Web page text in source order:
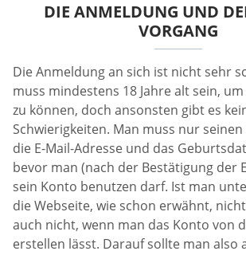
DIE ANMELDUNG UND
VORGANG
Die Anmeldung an sich ist nicht sehr
muss mindestens 18 Jahre alt sein,
zu können, doch ansonsten gibt es
Schwierigkeiten. Man muss nur
die E-Mail-Adresse und das
bevor man (nach der Bestätigung der
sein Konto benutzen darf. Ist man
die Webseite, wie schon erwähnt,
auch nicht, wenn man das Konto von
erstellen lässt. Darauf sollte man also